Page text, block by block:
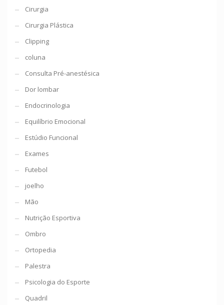
Cirurgia
Cirurgia Plástica
Clipping
coluna
Consulta Pré-anestésica
Dor lombar
Endocrinologia
Equilíbrio Emocional
Estúdio Funcional
Exames
Futebol
joelho
Mão
Nutrição Esportiva
Ombro
Ortopedia
Palestra
Psicologia do Esporte
Quadril